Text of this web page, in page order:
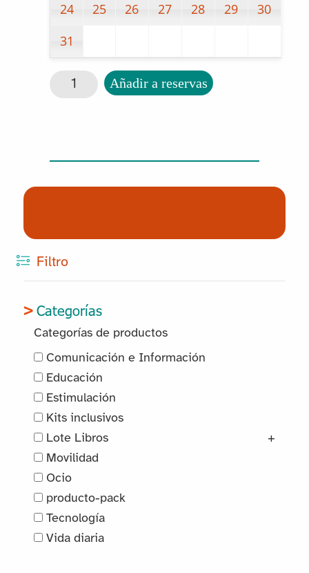
24
25 26 27 28 29
30
31
Flexible Cutlery Fork cantidad
Añadir a reservas
Filtro
Categorías
Categorías de productos
Comunicación e Información
Educación
Estimulación
Kits inclusivos
Lote Libros
+
Movilidad
Ocio
producto-pack
Tecnología
Vida diaria